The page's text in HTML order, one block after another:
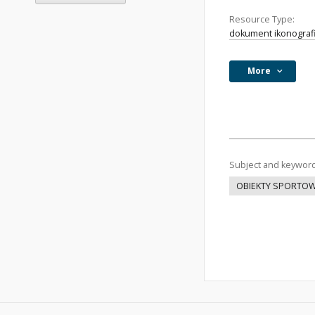
Resource Type:
dokument
More
Subject and
OBIEKTY